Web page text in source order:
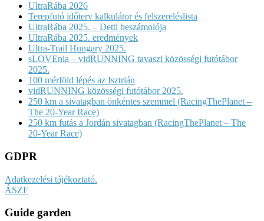
UltraRába 2026
Terepfutó időterv kalkulátor és felszereléslista
UltraRába 2025. – Detti beszámolója
UltraRába 2025. eredmények
Ultra-Trail Hungary 2025.
sLOVEnia – vidRUNNING tavaszi közösségi futótábor
2025.
100 mérföld lépés az Isztrián
vidRUNNING közösségi futótábor 2025.
250 km a sivatagban önkéntes szemmel (RacingThePlanet –
The 20-Year Race)
250 km futás a Jordán sivatagban (RacingThePlanet – The
20-Year Race)
GDPR
Adatkezelési tájékoztató.
ÁSZF
Guide garden